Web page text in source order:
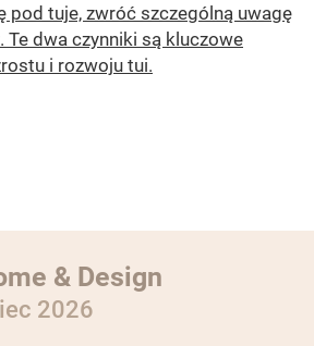
pod tuje, zwróć szczególną uwagę
Te dwa czynniki są kluczowe
i rozwoju tui.
& Design
2026